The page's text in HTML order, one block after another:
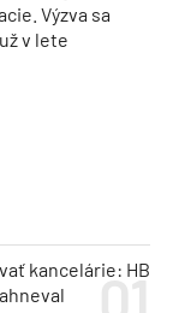
Výzva sa
v lete
kancelárie: HB